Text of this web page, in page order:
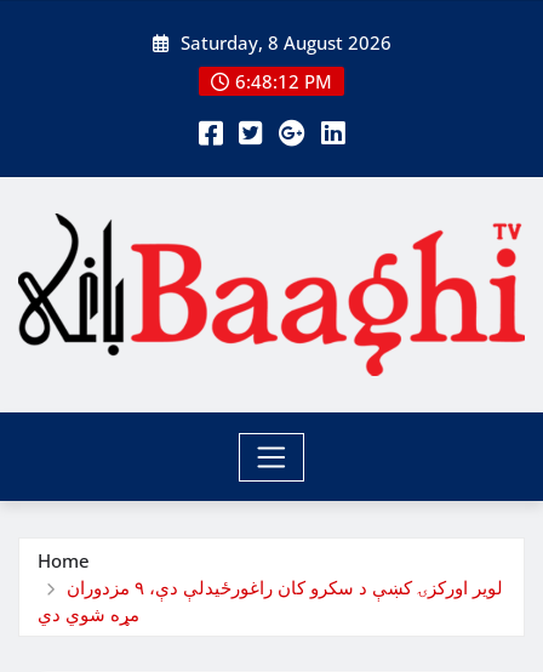
Saturday, 8 August 2026
6:48:13 PM
Home
لویر اورکزۍ کښې د سکرو کان راغورځیدلې دې، ۹ مزدوران
مړه شوي دي